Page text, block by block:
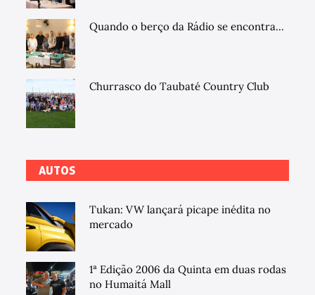
Quando o berço da Rádio se encontra...
Churrasco do Taubaté Country Club
AUTOS
Tukan: VW lançará picape inédita no
mercado
1ª Edição 2006 da Quinta em duas rodas
no Humaitá Mall